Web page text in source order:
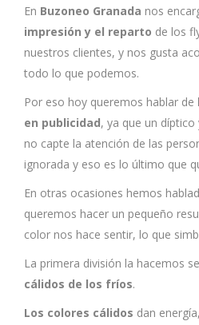
En Buzoneo Granada nos
impresión y el reparto de los
nuestros clientes, y nos gusta
todo lo que podemos.
Por eso hoy queremos hablar de
en publicidad, ya que un
no capte la atención de las
ignorada y eso es lo último que
En otras ocasiones hemos
queremos hacer un pequeño
color nos hace sentir, lo que
La primera división la hacemos
cálidos de los fríos.
Los colores cálidos dan